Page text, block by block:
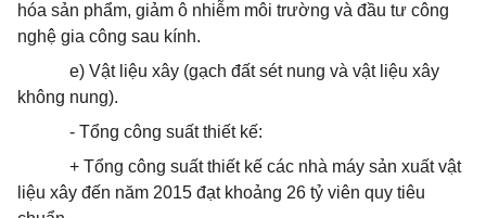
hóa sản phẩm, giảm ô nhiễm môi trường và đầu tư công
nghệ gia công sau kính.
e) Vật liệu xây (gạch đấtsét nung và vật liệu xây
không nung).
- Tổng công suất thiết kế:
+ Tổng công suất thiết kế các nhà máy sản xuất vật
liệu xây đến năm 2015 đạt khoảng 26 tỷ viên quy tiêu